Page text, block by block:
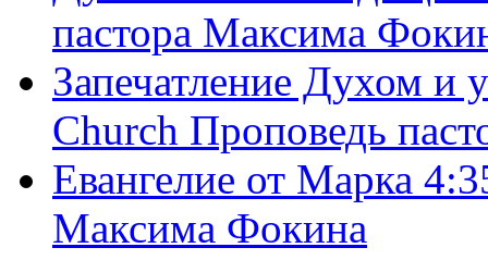
пастора Максима
Запечатление Духом и
Church Проповедь
Евангелие от Марка
Максима Фокина